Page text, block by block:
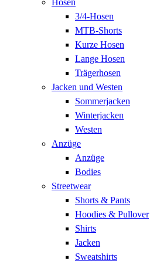
3/4-Hosen
MTB-Shorts
Kurze Hosen
Lange Hosen
Trägerhosen
Jacken und Westen
Sommerjacken
Winterjacken
Westen
Anzüge
Anzüge
Bodies
Streetwear
Shorts & Pants
Hoodies & Pullover
Shirts
Jacken
Sweatshirts